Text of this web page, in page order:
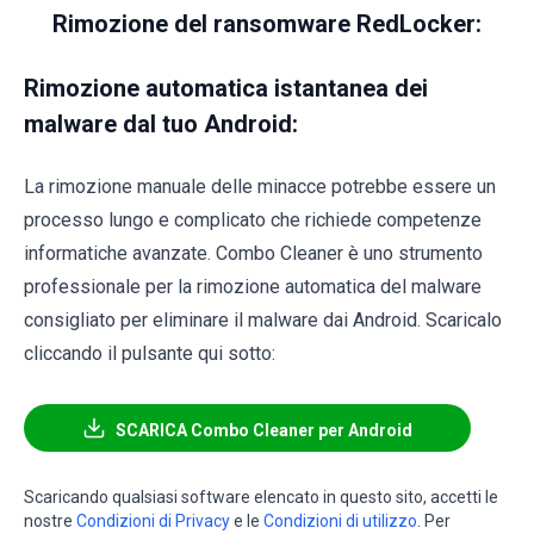
Rimozione del ransomware RedLocker:
Rimozione automatica istantanea dei
malware dal tuo Android:
La rimozione manuale delle minacce potrebbe essere un
processo lungo e complicato che richiede competenze
informatiche avanzate. Combo Cleaner è uno strumento
professionale per la rimozione automatica del malware
consigliato per eliminare il malware dai Android. Scaricalo
cliccando il pulsante qui sotto:
SCARICA Combo Cleaner per Android
Scaricando qualsiasi software elencato in questo sito, accetti le
nostre Condizioni di Privacye le Condizioni di utilizzo. Per